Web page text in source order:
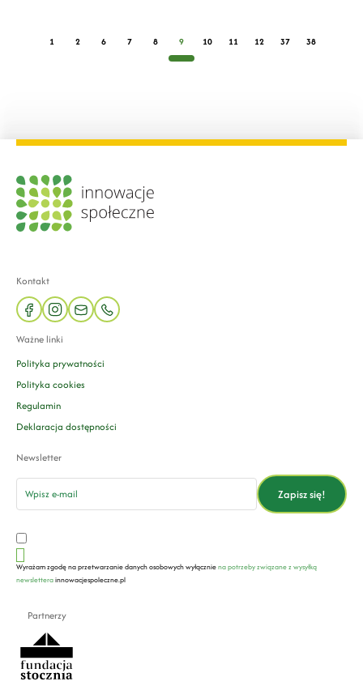
1 2 6 7 8 9 10 11 12 37 38
Kontakt
facebookinstagram
mail phone
Ważne linki
Polityka prywatności
Polityka cookies
Regulamin
Deklaracja dostępności
Newsletter
email
Zapisz się!
Wyrażam zgodę na przetwarzanie danych osobowych wyłączniena potrzeby związane z wysyłką
newsletterainnowacjespoleczne.pl
Partnerzy